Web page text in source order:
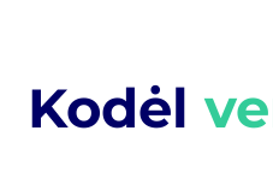
Kodėl